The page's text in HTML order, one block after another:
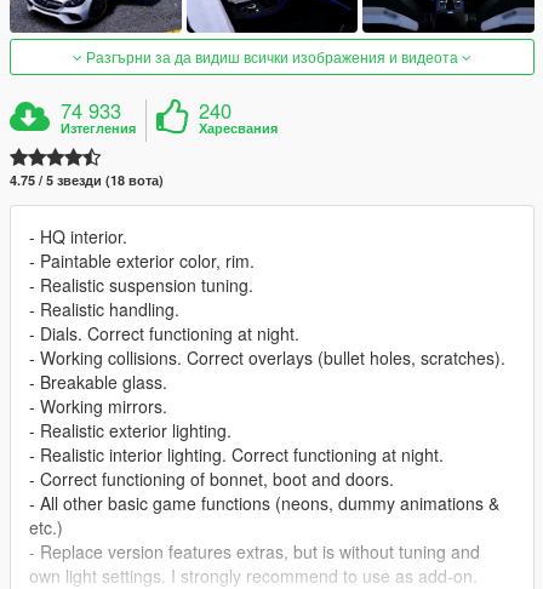
Разгърни за да видиш всички изображения и видеота
74 933
Изтегления
240
Харесвания
4.75 / 5 звезди (18 вота)
- HQ interior.
- Paintable exterior color, rim.
- Realistic suspension tuning.
- Realistic handling.
- Dials. Correct functioning at night.
- Working collisions. Correct overlays (bullet holes, scratches).
- Breakable glass.
- Working mirrors.
- Realistic exterior lighting.
- Realistic interior lighting. Correct functioning at night.
- Correct functioning of bonnet, boot and doors.
- All other basic game functions (neons, dummy animations &
etc.)
- Replace version features extras, but is without tuning and
own light settings. I strongly recommend to use as add-on.